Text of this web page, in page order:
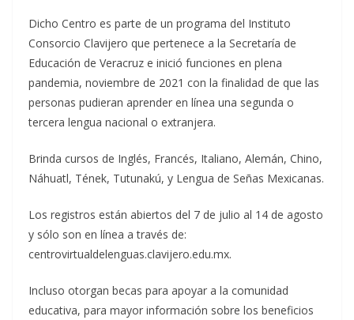
Dicho Centro es parte de un programa del Instituto
Consorcio Clavijero que pertenece a la Secretaría de
Educación de Veracruz e inició funciones en plena
pandemia, noviembre de 2021 con la finalidad de que las
personas pudieran aprender en línea una segunda o
tercera lengua nacional o extranjera.
Brinda cursos de Inglés, Francés, Italiano, Alemán, Chino,
Náhuatl, Tének, Tutunakú, y Lengua de Señas Mexicanas.
Los registros están abiertos del 7 de julio al 14 de agosto
y sólo son en línea a través de:
centrovirtualdelenguas.clavijero.edu.mx.
Incluso otorgan becas para apoyar a la comunidad
educativa, para mayor información sobre los beneficios